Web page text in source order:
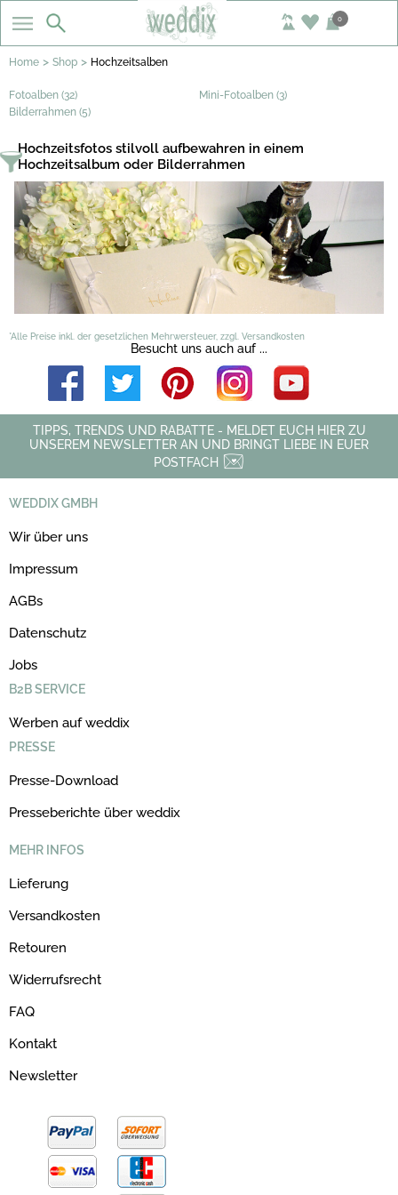
0
Home > Shop > Hochzeitsalben
Fotoalben (32)
Mini-Fotoalben (3)
Bilderrahmen (5)
Hochzeitsfotos stilvoll aufbewahren in einem
Hochzeitsalbum oder Bilderrahmen
*Alle Preise inkl. der gesetzlichen Mehrwersteuer, zzgl. Versandkosten
Besucht uns auch auf ...
TIPPS, TRENDS UND RABATTE - MELDET EUCH HIER ZU
UNSEREM NEWSLETTER AN UND BRINGT LIEBE IN EUER
POSTFACH
WEDDIX GMBH
Wir über uns
Impressum
AGBs
Datenschutz
Jobs
B2B SERVICE
Werben auf weddix
PRESSE
Presse-Download
Presseberichte über weddix
MEHR INFOS
Lieferung
Versandkosten
Retouren
Widerrufsrecht
FAQ
Kontakt
Newsletter